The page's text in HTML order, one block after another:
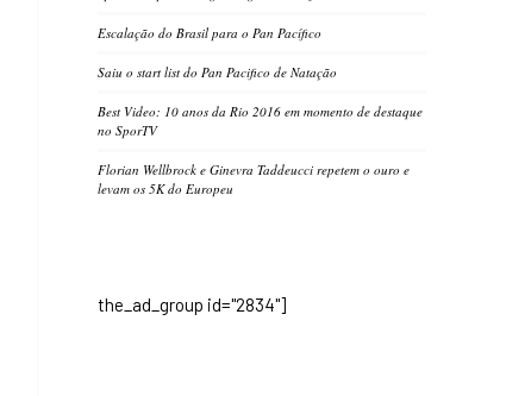
Escalação do Brasil para o Pan Pacífico
Saiu o start list do Pan Pacifico de Natação
Best Video: 10 anos da Rio 2016 em momento de destaque
no SporTV
Florian Wellbrock e Ginevra Taddeucci repetem o ouro e
levam os 5K do Europeu
the_ad_group id="2834"]